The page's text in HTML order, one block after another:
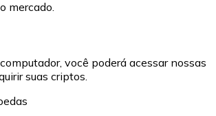
mercado.
você poderá acessar nossas
suas criptos.